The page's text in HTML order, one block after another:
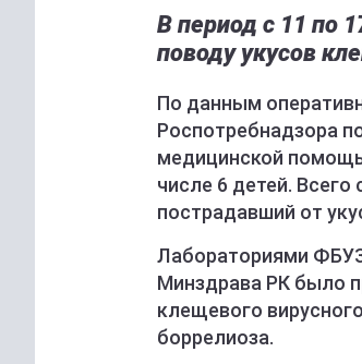
В период с 11 по
поводу укусов
По данным
Роспотребнадзора
медицинской
числе 6 детей.
пострадавший от
Лабораториями
Минздрава РК было
клещевого
боррелиоза.